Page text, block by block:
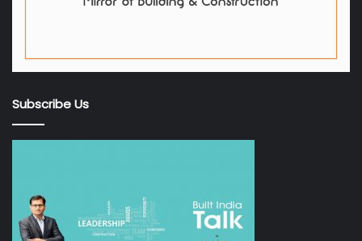
Subscribe Us